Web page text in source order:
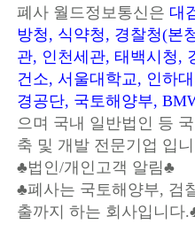
폐사 월드정보통신은 대
방청, 식약청, 경찰청(본
관, 인천세관, 태백시청,
건소, 서울대학교, 인하
경공단, 국토해양부,
으며 국내 일반법인 등
축 및 개발 전문기업 입
♣법인/개인고객 알림♣
♣폐사는 국토해양부, 검
출까지 하는 회사입니다